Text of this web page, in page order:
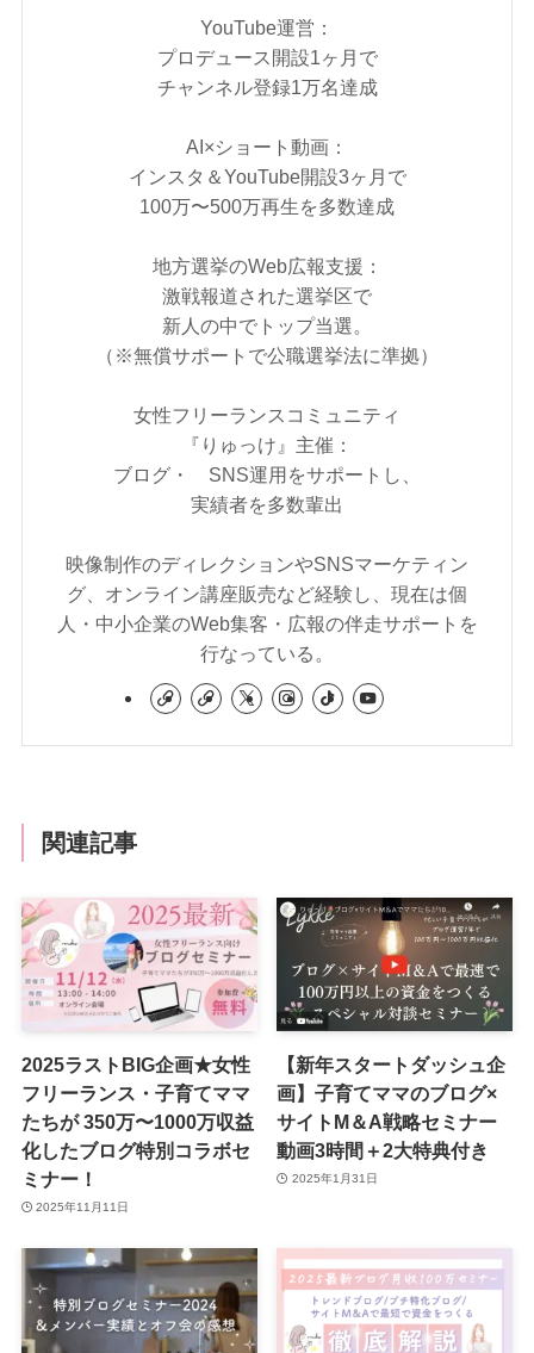
YouTube運営：
プロデュース開設1ヶ月で
チャンネル登録1万名達成
AI×ショート動画：
インスタ＆YouTube開設3ヶ月で
100万〜500万再生を多数達成
地方選挙のWeb広報支援：
激戦報道された選挙区で
新人の中でトップ当選。
（※無償サポートで公職選挙法に準拠）
女性フリーランスコミュニティ
『りゅっけ』主催：
ブログ・ SNS運用をサポートし、
実績者を多数輩出
映像制作のディレクションやSNSマーケティン
グ、オンライン講座販売など経験し、現在は個
人・中小企業のWeb集客・広報の伴走サポートを
行なっている。
関連記事
2025ラストBIG企画★女性
フリーランス・子育てママ
たちが 350万〜1000万収益
化したブログ特別コラボセ
ミナー！
2025年11月11日
【新年スタートダッシュ企
画】子育てママのブログ×
サイトM＆A戦略セミナー
動画3時間＋2大特典付き
2025年1月31日